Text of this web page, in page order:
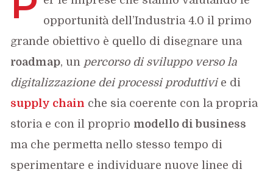
opportunità dell’Industria 4.0 il primo
grande obiettivo è quello di disegnare una
roadmap, un percorso di sviluppo verso la
digitalizzazione dei processi produttivie di
supply chain che sia coerente con la propria
storia e con il proprio modello di business
ma che permetta nello stesso tempo di
sperimentare e individuare nuove linee di